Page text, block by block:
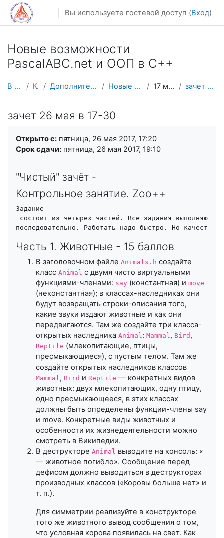
Перейти к основному содержанию
Вы используете гостевой доступ (Вход)
Новые возможности
PascalABC.net и ООП в С++
В начало Курсы Дополнительное образование Новые возможности Р 17 мая - 23 мая зачет 26 мая в 17-30
зачет 26 мая в 17-30
Открыто с: пятница, 26 мая 2017, 17:20
Срок сдачи: пятница, 26 мая 2017, 19:10
"Чистый" зачёт -
Контрольное занятие. Zoo++
Задание
состоит из четырёх частей. Все задания
последовательно. Работать надо быстро. Но
Часть 1. Животные - 15 баллов
В заголовочном файле Animals.h создайте
класс Animal с двумя чисто виртуальными
функциями-членами: say (константная) и move
(неконстантная); в классах-наследниках они
будут возвращать строки-описания того,
какие звуки издают животные и как они
передвигаются. Там же создайте три класса-
открытых наследника Animal : Mammal , Bird ,
Reptile (млекопитающие, птицы,
пресмыкающиеся), с пустым телом. Там же
создайте открытых наследников классов
Mammal , Bird и Reptile — конкретных видов
животных: двух млекопитающих, одну птицу,
одно пресмыкающееся, в этих классах
должны быть определены функции-члены say
и move. Конкретные виды животных и
особенности их жизнедеятельности можно
смотреть в Википедии.
В деструкторе Animal выводите на консоль: «
— животное погибло». Сообщение перед
дефисом должно выводиться в деструкторах
производных классов («Коровы больше нет» и
т. п.).
Для симметрии реализуйте в конструкторе
того же животного вывод сообщения о том,
что условная корова появилась на свет. Как